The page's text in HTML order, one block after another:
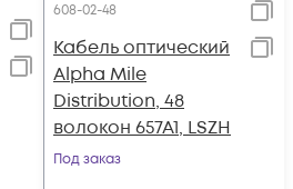
608-02-48
Кабель оптический
Alpha Mile
Distribution, 48
волокон 657A1, LSZH
Под заказ